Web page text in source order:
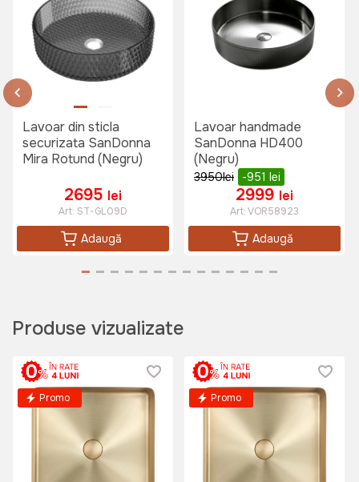
2299 lei
Baterie bucatarie SanDonna AGATA
995 lei
Lavoar din sticla
securizata SanDonna
Mira Rotund (Negru)
2695 lei
Art: ST-GL09D
Adaugă
Lavoar handmade
SanDonna HD400
(Negru)
3950lei -951 lei
2999 lei
Art:VOR58923
Adaugă
Produse vizualizate
Promo Promo